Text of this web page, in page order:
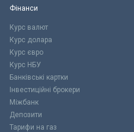
Фінанси
Курс валют
Курс долара
Курс євро
Курс НБУ
Банківські картки
Інвестиційні брокери
Міжбанк
Депозити
Тарифи на газ